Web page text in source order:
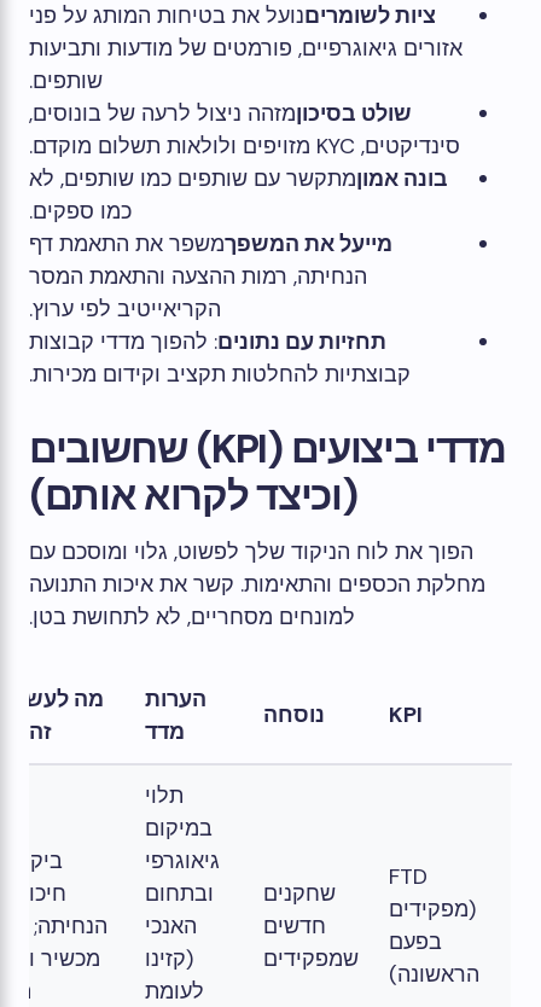
ציות לשומריםנועל את בטיחות המותג על פני
אזורים גיאוגרפיים, פורמטים של מודעות ותביעות
שותפים.
שולט בסיכוןמזהה ניצול לרעה של בונוסים,
סינדיקטים, KYC מזויפים ולולאות תשלום מוקדם.
בונה אמוןמתקשר עם שותפים כמו שותפים, לא
כמו ספקים.
מייעל את המשפךמשפר את התאמת דף
הנחיתה, רמות ההצעה והתאמת המסר
הקריאייטיב לפי ערוץ.
תחזיות עם נתונים: להפוך מדדי קבוצות
קבוצתיות להחלטות תקציב וקידום מכירות.
מדדי ביצועים (KPI) שחשובים
(וכיצד לקרוא אותם)
הפוך את לוח הניקוד שלך לפשוט, גלוי ומוסכם עם
מחלקת הכספים והתאימות. קשר את איכות התנועה
למונחים מסחריים, לא לתחושת בטן.
KPI נוסחה
הערות
מדד
מה
זה
FTD
(מפקידים
בפעם
הראשונה)
שחקנים
חדשים
שמפקידים
תלוי
במיקום
גיאוגרפי
ובתחום
האנכי
(קזינו
לעומת
חיכוך
הנחיתה;
מכשיר